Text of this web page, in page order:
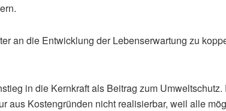
an die Entwicklung der Lebenserwartung zu
in die Kernkraft als Beitrag zum Umweltschutz.
aus Kostengründen nicht realisierbar, weil alle